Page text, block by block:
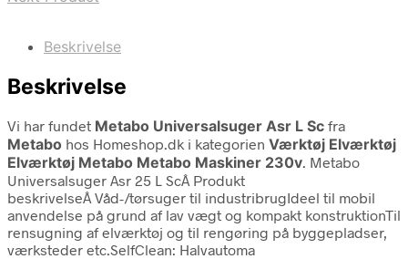
Beskrivelse
Beskrivelse
Vi har fundet Metabo Universalsuger Asr L Sc fra
Metabo hos Homeshop.dk i kategorien Værktøj Elværktøj
Elværktøj Metabo Metabo Maskiner 230v. Metabo
Universalsuger Asr 25 L ScÂ Produkt
beskrivelseÂ Våd-/tørsuger til industribrugIdeel til mobil
anvendelse på grund af lav vægt og kompakt konstruktionTil
rensugning af elværktøj og til rengøring på byggepladser,
værksteder etc.SelfClean: Halvautoma